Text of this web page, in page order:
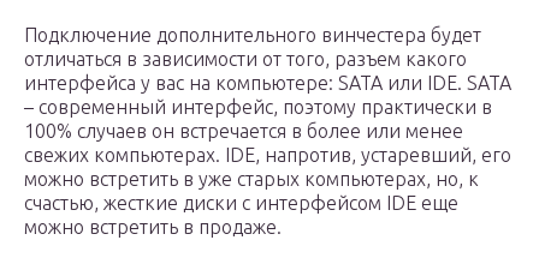
Подключение дополнительного винчестера будет
отличаться в зависимости от того, разъем какого
интерфейса у вас на компьютере: SATA или IDE. SATA
– современный интерфейс, поэтому практически в
100% случаев он встречается в более или менее
свежих компьютерах. IDE, напротив, устаревший, его
можно встретить в уже старых компьютерах, но, к
счастью, жесткие диски с интерфейсом IDE еще
можно встретить в продаже.